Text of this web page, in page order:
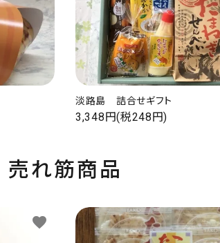
淡路島 詰合せギフト
3,348円(税248円)
売れ筋商品
favorite